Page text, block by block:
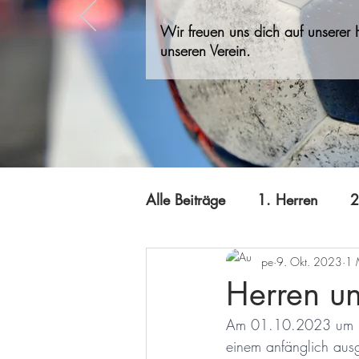
Wir freuen uns dich auf unserer
unseren Verein.
Alle Beiträge 1. Herren
A-Jugend Jugend B
Offizielles Qi
Herren
pe 9. Okt. 2023 1
Am 01.10.2023 um
einem anfänglich